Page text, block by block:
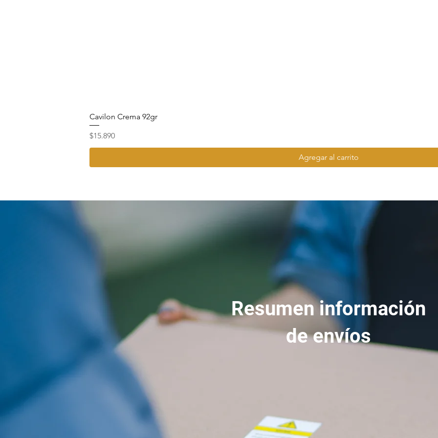
Cavilon Crema 92gr
Precio
$15.890
Agregar al carrito
Resumen información
de envíos